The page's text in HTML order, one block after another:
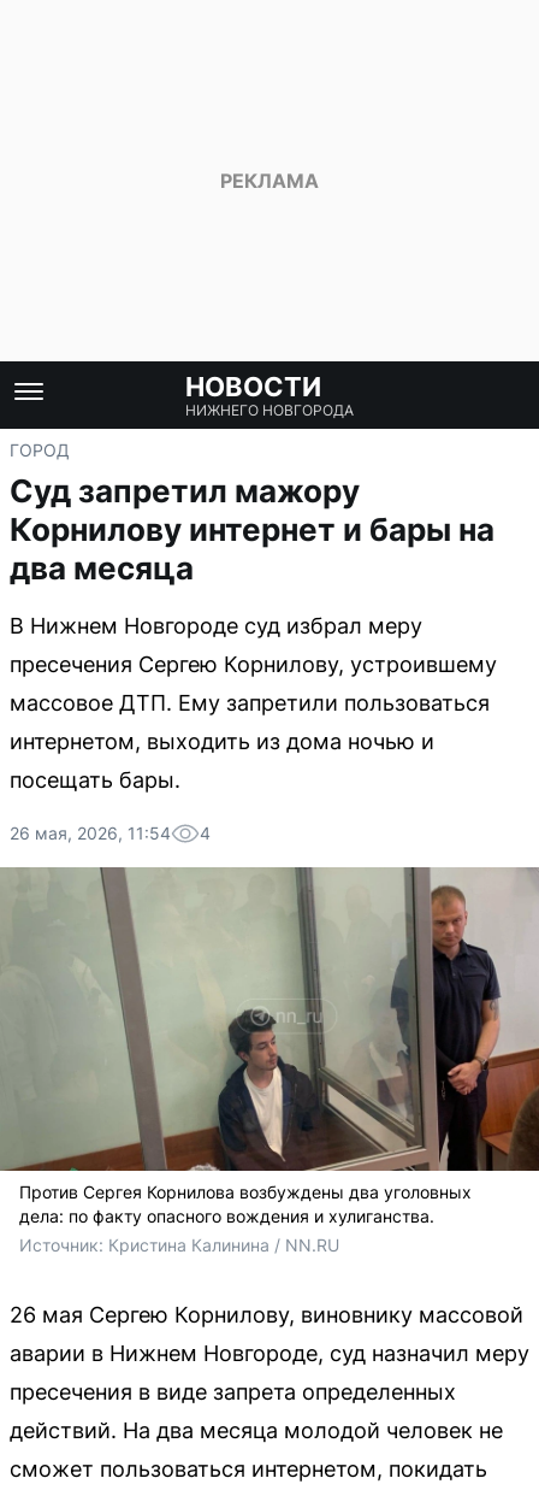
НОВОСТИ
НИЖНЕГО НОВГОРОДА
ГОРОД
Суд запретил мажору
Корнилову интернет и бары на
два месяца
В Нижнем Новгороде суд избрал меру
пресечения Сергею Корнилову, устроившему
массовое ДТП. Ему запретили пользоваться
интернетом, выходить из дома ночью и
посещать бары.
26 мая, 2026, 11:54 4
Против Сергея Корнилова возбуждены два уголовных
дела: по факту опасного вождения и хулиганства.
Источник: Кристина Калинина / NN.RU
26 мая Сергею Корнилову, виновнику массовой
аварии в Нижнем Новгороде, суд назначил меру
пресечения в виде запрета определенных
действий. На два месяца молодой человек не
сможет пользоваться интернетом, покидать